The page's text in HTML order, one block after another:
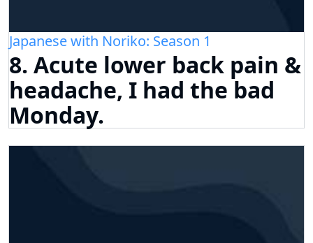
Japanese with Noriko: Season 1
8. Acute lower back pain &
headache, I had the bad
Monday.